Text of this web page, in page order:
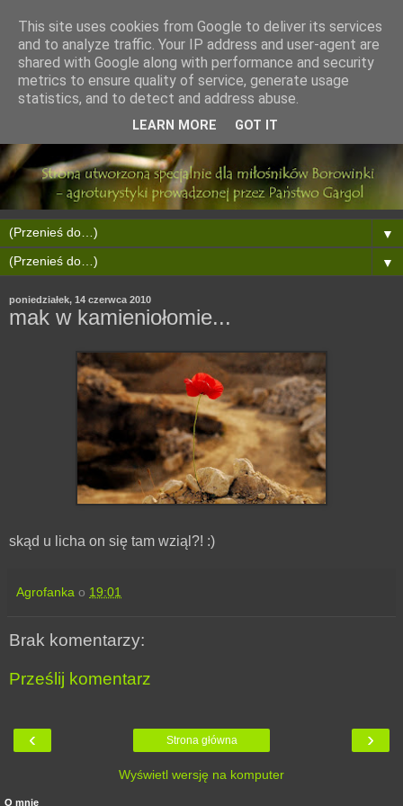
▼
▼
poniedziałek, 14 czerwca 2010
mak w kamieniołomie...
skąd u licha on się tam wziąl?! :)
Agrofanka o 19:01
Brak komentarzy:
Prześlij komentarz
‹ ›
Strona główna
Wyświetl wersję na komputer
O mnie
This site uses cookies from Google to deliver its services
and to analyze traffic. Your IP address and user-agent are
shared with Google along with performance and security
metrics to ensure quality of service, generate usage
statistics, and to detect and address abuse.
LEARN MORE GOT IT